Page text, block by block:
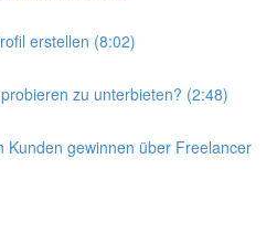
erstellen (8:02)
zu unterbieten? (2:48)
Kunden gewinnen über Freelancer